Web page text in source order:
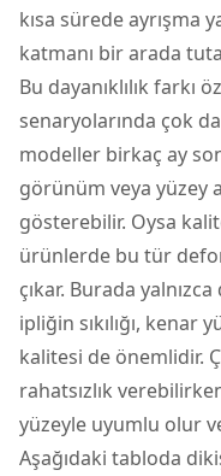
kısa sürede ayrışma
katmanı bir arada
Bu dayanıklılık farkı
senaryolarında çok
modeller birkaç ay
görünüm veya yüzey
gösterebilir. Oysa
ürünlerde bu tür
çıkar. Burada
ipliğin sıkılığı,
kalitesi de önemlidir.
rahatsızlık
yüzeyle uyumlu olur
Aşağıdaki tabloda